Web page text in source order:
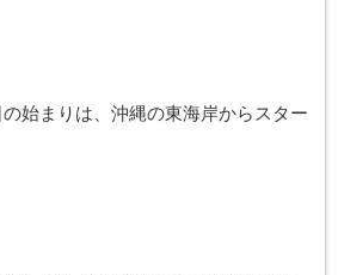
始まりは、沖縄の東海岸からスター